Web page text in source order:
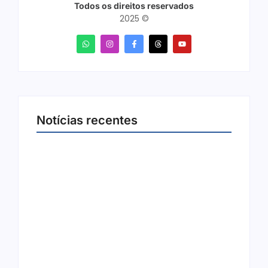
Todos os direitos reservados
2025 ©
Notícias recentes